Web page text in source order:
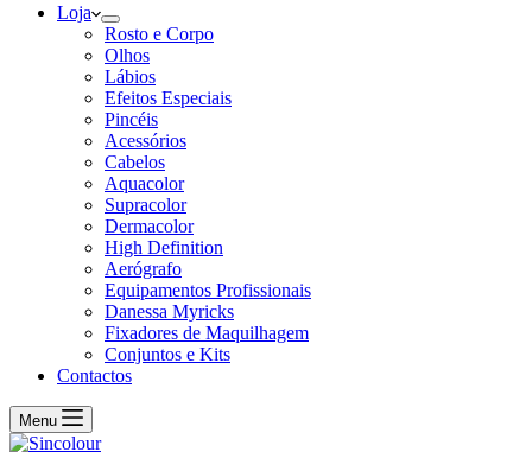
Loja
Rosto e Corpo
Olhos
Lábios
Efeitos Especiais
Pincéis
Acessórios
Cabelos
Aquacolor
Supracolor
Dermacolor
High Definition
Aerógrafo
Equipamentos Profissionais
Danessa Myricks
Fixadores de Maquilhagem
Conjuntos e Kits
Contactos
Menu